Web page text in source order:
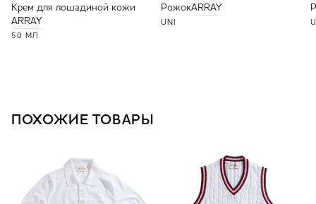
Крем для лошадиной кожи
ARRAY
50 МЛ
РожокARRAY
UNI
ПОХОЖИЕ ТОВАРЫ